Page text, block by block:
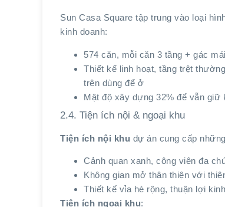
Sun Casa Square tập trung vào loại
kinh doanh:
574 căn, mỗi căn 3 tầng + gác
Thiết kế linh hoạt, tầng trệt
trên dùng để ở
Mật độ xây dựng 32% để vẫn giữ
2.4. Tiện ích nội & ngoại khu
Tiện ích nội khu dự án cung cấp
Cảnh quan xanh, công viên đa
Không gian mở thân thiện với
Thiết kế vỉa hè rộng, thuận lợi
Tiện ích ngoại khu: